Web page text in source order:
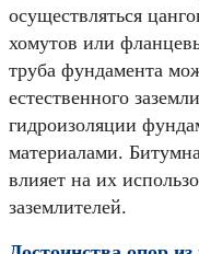
осуществляться
хомутов или
труба фундамента
естественного
гидроизоляции
материалами.
влияет на их
заземлителей.